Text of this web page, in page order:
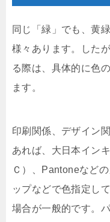
同じ「緑」でも、黄
様々あります。した
る際は、具体的に色
ます。
印刷関係、デザイン
あれば、大日本インキ
Ｃ）、Pantoneなど
ップなどで色指定し
場合が一般的です。